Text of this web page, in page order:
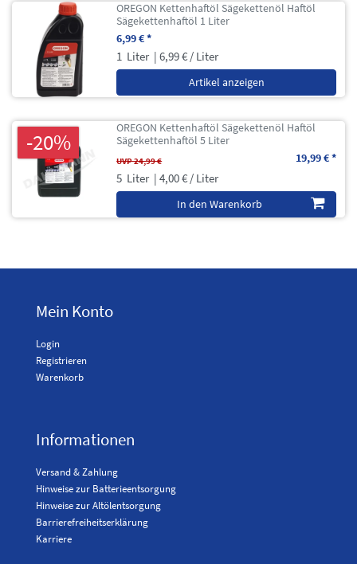
OREGON Kettenhaftöl Sägekettenöl Haftöl
Sägekettenhaftöl 1 Liter
6,99 € *
1 Liter | 6,99 € / Liter
Artikel anzeigen
-20%
OREGON Kettenhaftöl Sägekettenöl Haftöl
Sägekettenhaftöl 5 Liter
UVP 24,99 € 19,99 € *
5 Liter | 4,00 € / Liter
In den Warenkorb
Mein Konto
Login
Registrieren
Warenkorb
Informationen
Versand & Zahlung
Hinweise zur Batterieentsorgung
Hinweise zur Altölentsorgung
Barrierefreiheitserklärung
Karriere